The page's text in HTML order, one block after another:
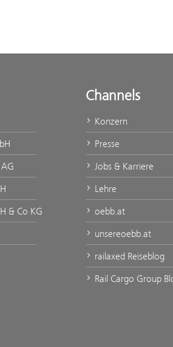
& Co KG
Channels
Konzern
Presse
Jobs & Karriere
Lehre
oebb.at
unsereoebb.at
railaxed Reiseblog
Rail Cargo Group